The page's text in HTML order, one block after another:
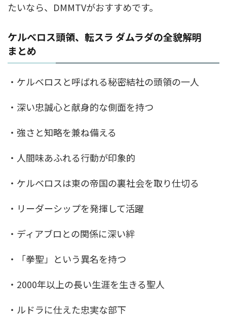
たいなら、DMMTVがおすすめです。
ケルベロス頭領、転スラ ダムラダの全貌解明
まとめ
・ケルベロスと呼ばれる秘密結社の頭領の一人
・深い忠誠心と献身的な側面を持つ
・強さと知略を兼ね備える
・人間味あふれる行動が印象的
・ケルベロスは東の帝国の裏社会を取り仕切る
・リーダーシップを発揮して活躍
・ディアブロとの関係に深い絆
・「拳聖」という異名を持つ
・2000年以上の長い生涯を生きる聖人
・ルドラに仕えた忠実な部下